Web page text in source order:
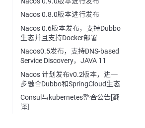
Nacos 0.8.0版本进行发布
Nacos 0.6版本发布，支持Dubbo
生态并且支持Docker部署
Nacos0.5发布，支持DNS-based
Service Discovery，JAVA 11
Nacos 计划发布v0.2版本，进一
步融合Dubbo和SpringCloud生态
Consul与kubernetes整合公告[翻
译]